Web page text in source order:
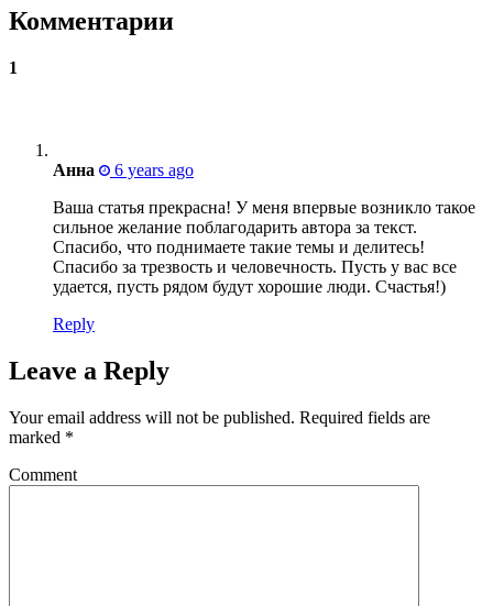
Комментарии
1
Анна
6 years ago
Ваша статья прекрасна! У меня впервые возникло такое
сильное желание поблагодарить автора за текст.
Спасибо, что поднимаете такие темы и делитесь!
Спасибо за трезвость и человечность. Пусть у вас все
удается, пусть рядом будут хорошие люди. Счастья!)
Reply
Leave a Reply
Your email address will not be published. Required fields are
marked *
Comment